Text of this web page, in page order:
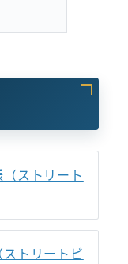
ストリート
トリートビ